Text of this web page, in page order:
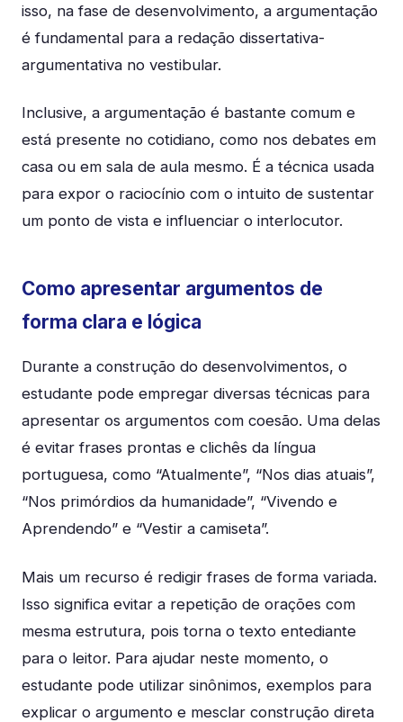
isso, na fase de desenvolvimento, a argumentação
é fundamental para a redação dissertativa-
argumentativa no vestibular.
Inclusive, a argumentação é bastante comum e
está presente no cotidiano, como nos debates em
casa ou em sala de aula mesmo. É a técnica usada
para expor o raciocínio com o intuito de sustentar
um ponto de vista e influenciar o interlocutor.
Como apresentar argumentos de
forma clara e lógica
Durante a construção do desenvolvimentos, o
estudante pode empregar diversas técnicas para
apresentar os argumentos com coesão. Uma delas
é evitar frases prontas e clichês da língua
portuguesa, como “Atualmente”, “Nos dias atuais”,
“Nos primórdios da humanidade”, “Vivendo e
Aprendendo” e “Vestir a camiseta”.
Mais um recurso é redigir frases de forma variada.
Isso significa evitar a repetição de orações com
mesma estrutura, pois torna o texto entediante
para o leitor. Para ajudar neste momento, o
estudante pode utilizar sinônimos, exemplos para
explicar o argumento e mesclar construção direta